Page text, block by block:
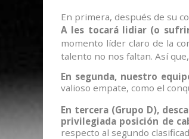
En primera, después de su
A les tocará lidiar (o
momento líder claro de la
talento no nos faltan. Así
En segunda, nuestro
valioso empate, como el
En tercera (Grupo D),
privilegiada posición de
respecto al segundo